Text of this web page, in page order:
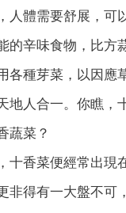
人體需要舒展，可
的辛味食物，比方
各種芽菜，以因應
地人合一。你瞧，
蔬菜？
十香菜便經常出現
非得有一大盤不可